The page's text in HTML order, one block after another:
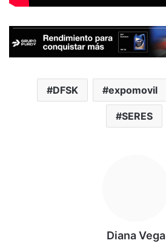
DFSK expomovil
SERES
Diana Vega